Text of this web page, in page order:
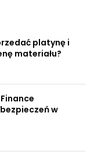
Wystąpienie
[WIDEO]
platynę i
materiału?
w